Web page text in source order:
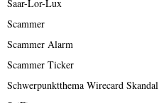
Saar-Lor-Lux
Scammer
Scammer Alarm
Scammer Ticker
Schwerpunktthema Wirecard Skandal